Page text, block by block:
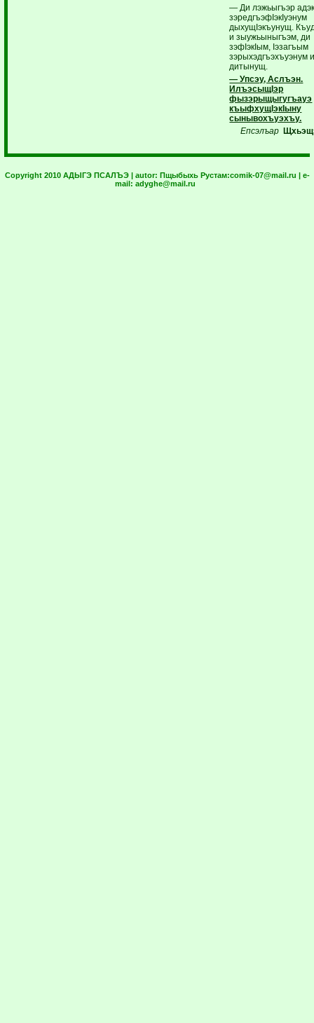
— Ди лэжьыгъэр
зэредгъэфIэкIуэнум
дыхущIэкъунущ.
и зыужьыныгъэм, ди
зэфIэкIым, Iэзагъым
зэрыхэдгъэхъуэнум
дитынущ.
— Упсэу, Аслъэн.
ИлъэсыщIэр
фызэрыщыгугъауэ
къыфхущIэкIыну
сынывохъуэхъу.
Епсэлъар
Copyright 2010 АДЫГЭ ПСАЛЪЭ | autor: Пщыбыхь Рустам:comik-07@mail.ru | e-
mail: adyghe@mail.ru